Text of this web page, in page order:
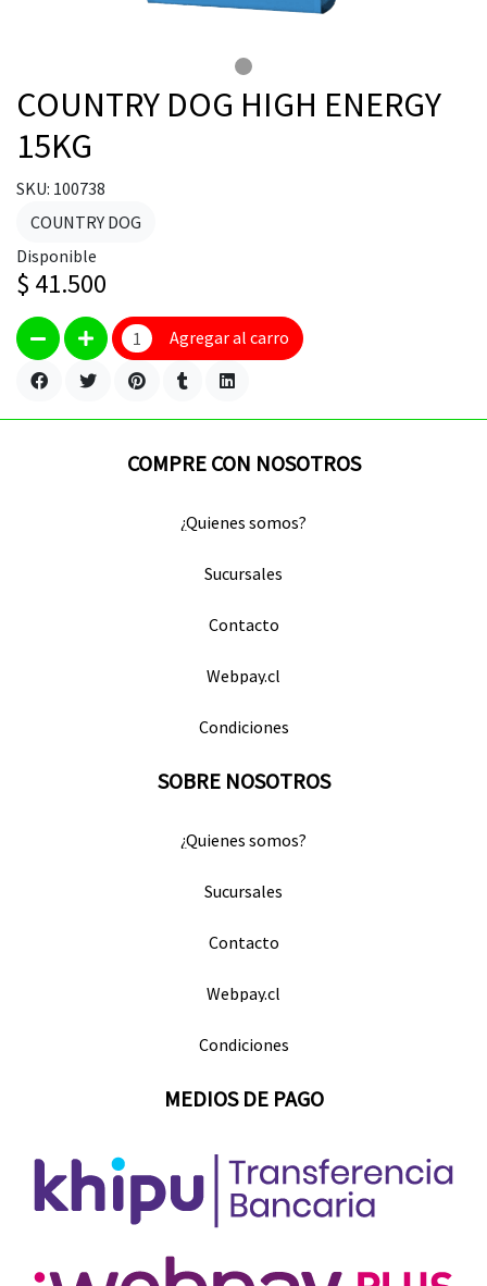
COUNTRY DOG HIGH ENERGY
15KG
SKU: 100738
COUNTRY DOG
Disponible
$ 41.500
Agregar al carro
COMPRE CON NOSOTROS
¿Quienes somos?
Sucursales
Contacto
Webpay.cl
Condiciones
SOBRE NOSOTROS
¿Quienes somos?
Sucursales
Contacto
Webpay.cl
Condiciones
MEDIOS DE PAGO